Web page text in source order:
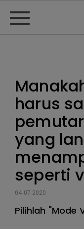
harus
yang
seperti
04-07-2020
Pilihlah "Mode